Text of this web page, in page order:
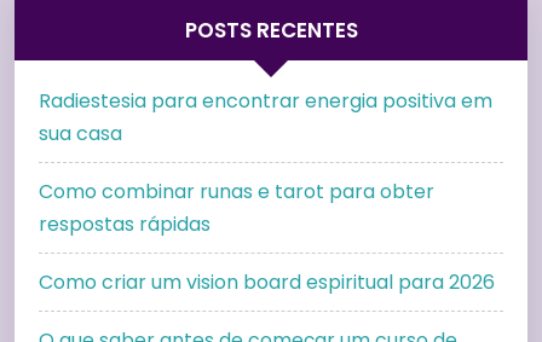
POSTS RECENTES
Radiestesia para encontrar energia positiva em
sua casa
Como combinar runas e tarot para obter
respostas rápidas
Como criar um vision board espiritual para 2026